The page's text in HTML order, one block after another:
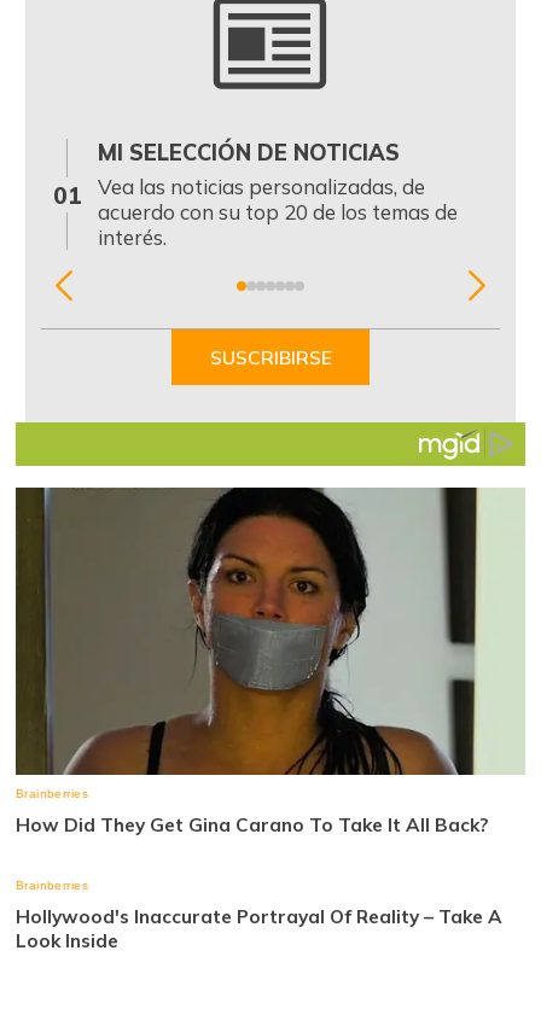
01
MI SELECCIÓN DE NOTICIAS
Vea las noticias personalizadas, de
acuerdo con su top 20 de los temas de
interés.
Item
SUSCRIBIRSE